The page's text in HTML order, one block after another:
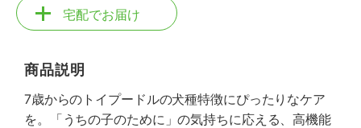
宅配でお届け
商品説明
7歳からのトイプードルの犬種特徴にぴったりなケア
を。「うちの子のために」の気持ちに応える、高機能